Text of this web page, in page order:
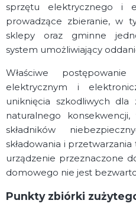
sprzętu elektrycznego i
prowadzące zbieranie, w
sklepy oraz gminne
system umożliwiający
Właściwe
elektrycznym i
uniknięcia szkodliwych
naturalnego
składników
składowania i
urządzenie przeznaczone
domowego nie jest
Punkty zbiórki